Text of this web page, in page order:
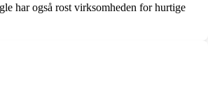
har også rost virksomheden for hurtige